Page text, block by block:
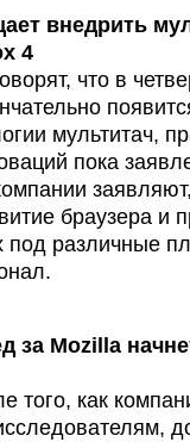
внедрить
4
что в
мультитач,
пока
браузера и
под различные
за Mozilla
того, как